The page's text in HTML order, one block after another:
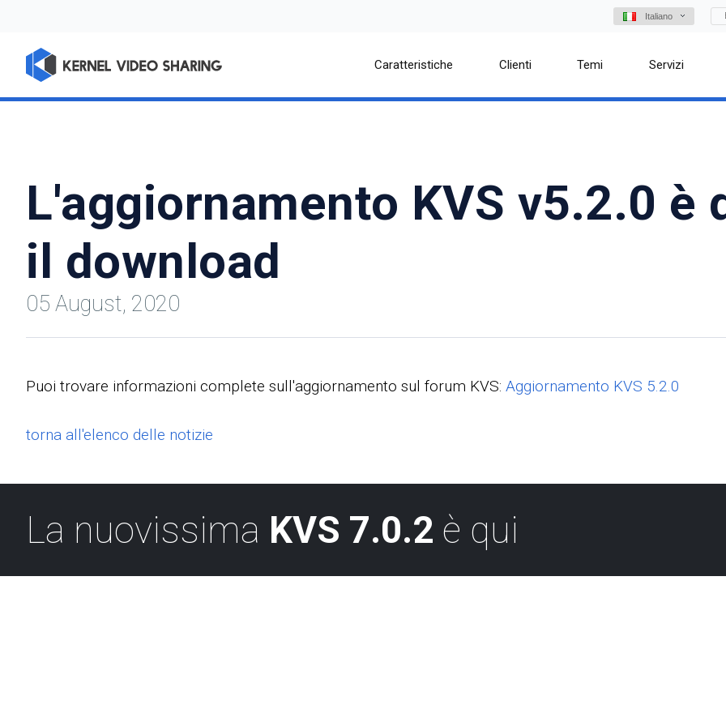
Italiano
Caratteristiche Clienti Temi Servizi
L'aggiornamento KVS v5.2.0 è
il download
05 August, 2020
Puoi trovare informazioni complete sull'aggiornamento sul forum KVS: Aggiornamento KVS 5.2.0
torna all'elenco delle notizie
La nuovissima KVS 7.0.2 è qui